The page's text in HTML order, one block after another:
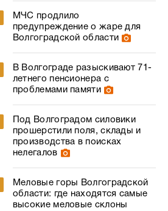
МЧС продлило
предупреждение о жаре для
Волгоградской области
В Волгограде разыскивают 71-
летнего пенсионера с
проблемами памяти
Под Волгоградом силовики
прошерстили поля, склады и
производства в поисках
нелегалов
Меловые горы Волгоградской
области: где находятся самые
высокие меловые склоны